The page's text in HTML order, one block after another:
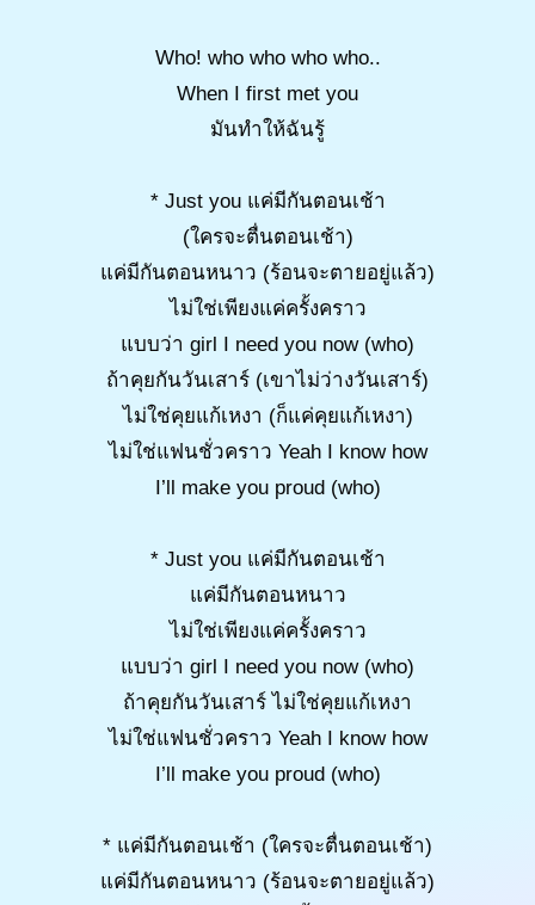
Who! who who who who..
When I first met you
มันทำให้ฉันรู้
* Just you แค่มีกันตอนเช้า
(ใครจะตื่นตอนเช้า)
แค่มีกันตอนหนาว (ร้อนจะตายอยู่แล้ว)
ไม่ใช่เพียงแค่ครั้งคราว
แบบว่า girl I need you now (who)
ถ้าคุยกันวันเสาร์ (เขาไม่ว่างวันเสาร์)
ไม่ใช่คุยแก้เหงา (ก็แค่คุยแก้เหงา)
ไม่ใช่แฟนชั่วคราว Yeah I know how
I’ll make you proud (who)
* Just you แค่มีกันตอนเช้า
แค่มีกันตอนหนาว
ไม่ใช่เพียงแค่ครั้งคราว
แบบว่า girl I need you now (who)
ถ้าคุยกันวันเสาร์ ไม่ใช่คุยแก้เหงา
ไม่ใช่แฟนชั่วคราว Yeah I know how
I’ll make you proud (who)
* แค่มีกันตอนเช้า (ใครจะตื่นตอนเช้า)
แค่มีกันตอนหนาว (ร้อนจะตายอยู่แล้ว)